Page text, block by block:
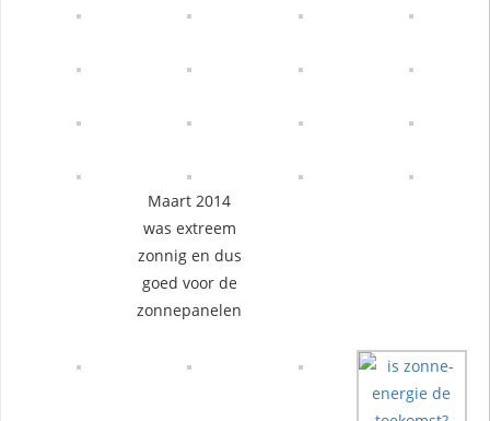
Maart 2014
was extreem
zonnig en dus
goed voor de
zonnepanelen